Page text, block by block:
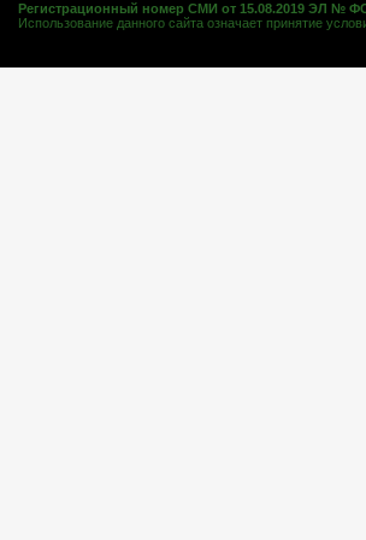
Регистрационный номер СМИ от 15.08.2019 ЭЛ № ФС
Использование данного сайта означает принятие